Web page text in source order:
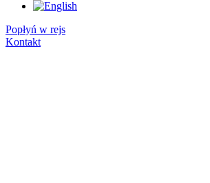
Popłyń w rejs
Kontakt